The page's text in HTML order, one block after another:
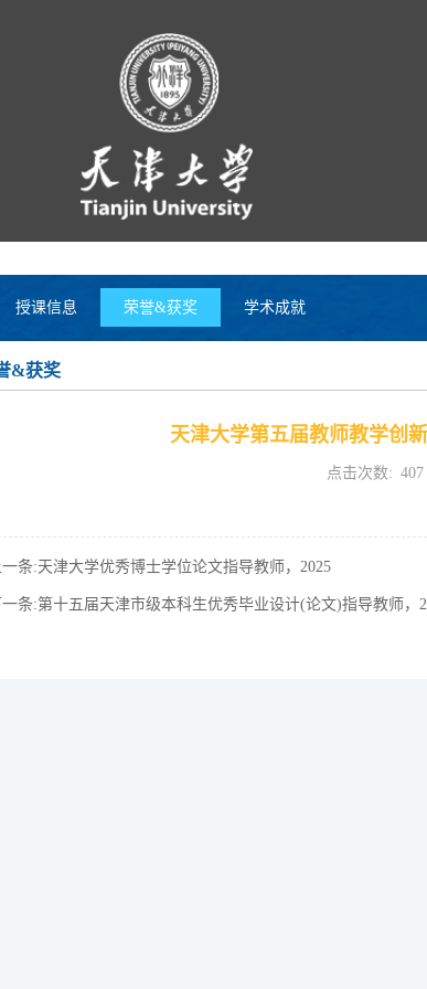
授课信息 荣誉&获奖 学术成就
&获奖
天津大学第五届教师教学创
点击次数: 407
一条:天津大学优秀博士学位论文指导教师，2025
一条:第十五届天津市级本科生优秀毕业设计(论文)指导教师，